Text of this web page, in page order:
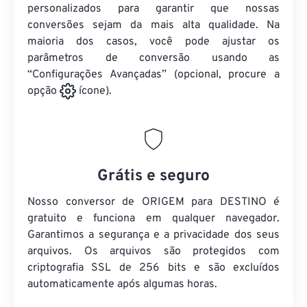
personalizados para garantir que nossas
conversões sejam da mais alta qualidade. Na
maioria dos casos, você pode ajustar os
parâmetros de conversão usando as
“Configurações Avançadas” (opcional, procure a
opção
ícone).
Grátis e seguro
Nosso conversor de ORIGEM para DESTINO é
gratuito e funciona em qualquer navegador.
Garantimos a segurança e a privacidade dos seus
arquivos. Os arquivos são protegidos com
criptografia SSL de 256 bits e são excluídos
automaticamente após algumas horas.